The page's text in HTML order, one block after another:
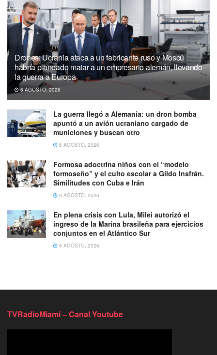
Drones: Ucrania ataca a un fabricante ruso y Moscú
habría planeado matar a un empresario alemán, llevando
la guerra a Europa
6 AGOSTO, 2026
La guerra llegó a Alemania: un dron bomba
apuntó a un avión ucraniano cargado de
municiones y buscan otro
6 AGOSTO, 2026
Formosa adoctrina niños con el “modelo
formoseño” y el culto escolar a Gildo Insfrán.
Similitudes con Cuba e Irán
6 AGOSTO, 2026
En plena crisis con Lula, Milei autorizó el
ingreso de la Marina brasileña para ejercicios
conjuntos en el Atlántico Sur
6 AGOSTO, 2026
TVRadioMiami – Canal Youtube